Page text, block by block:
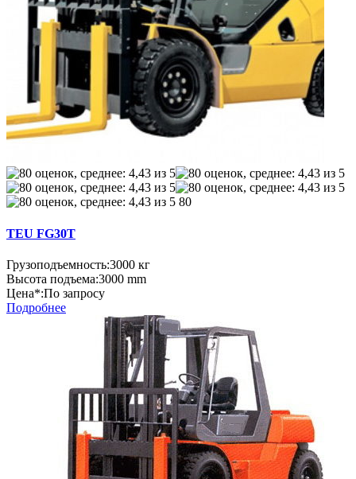
80
TEU FG30T
Грузоподъемность:3000 кг
Высота подъема:3000 mm
Цена*:По запросу
Подробнее